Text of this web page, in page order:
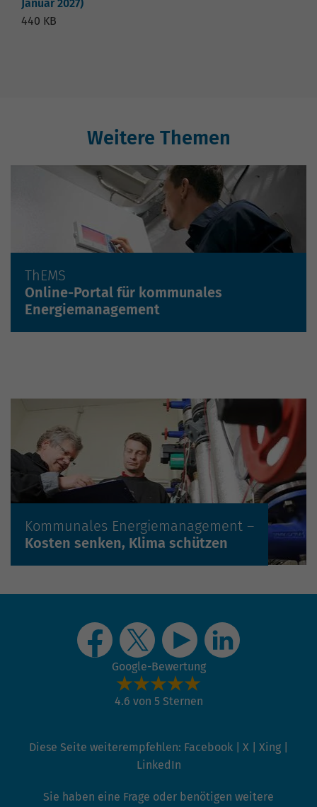
Januar 2027)
440 KB
Weitere Themen
ThEMS
Online-Portal für kommunales
Energiemanagement
Mehr erfahren »
Kommunales Energiemanagement –
Kosten senken, Klima schützen
2
Mehr erfahren »
Google-Bewertung
4.6 von 5 Sternen
Diese Seite weiterempfehlen: Facebook X Xing
LinkedIn
Sie haben eine Frage oder benötigen weitere